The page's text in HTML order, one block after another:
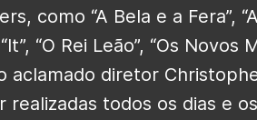
como “A Bela e a Fera”,
“O Rei Leão”, “Os
aclamado diretor
realizadas todos os dias e